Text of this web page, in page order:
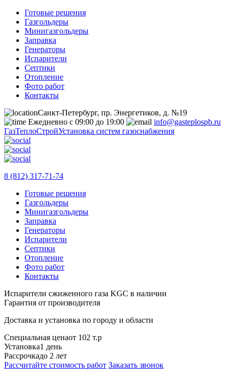
Готовые решения
Газгольдеры
Минигазгольдеры
Заправка
Генераторы
Испарители
Септики
Отопление
Фото работ
Контакты
Санкт-Петербург, пр. Энергетиков, д. №19
Ежедневно с 09:00 до 19:00
info@gasteplospb.ru
ГазТеплоСтройУстановка систем газоснабжения
8 (812) 317-71-74
Готовые решения
Газгольдеры
Минигазгольдеры
Заправка
Генераторы
Испарители
Септики
Отопление
Фото работ
Контакты
Испарители сжиженного газа KGC в наличии
Гарантия от производителя
Доставка и установка по городу и области
Специальная ценаот 102 т.р
Установка1 день
Рассрочкадо 2 лет
Рассчитайте стоимость работ Заказать звонок